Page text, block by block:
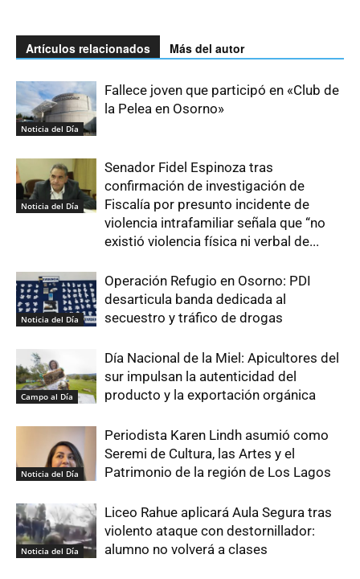
Artículos relacionados Más del autor
Noticia del Día
Fallece joven que participó en «Club de
la Pelea en Osorno»
Noticia del Día
Senador Fidel Espinoza tras
confirmación de investigación de
Fiscalía por presunto incidente de
violencia intrafamiliar señala que “no
existió violencia física ni verbal de...
Noticia del Día
Operación Refugio en Osorno: PDI
desarticula banda dedicada al
secuestro y tráfico de drogas
Campo al Día
Día Nacional de la Miel: Apicultores del
sur impulsan la autenticidad del
producto y la exportación orgánica
Noticia del Día
Periodista Karen Lindh asumió como
Seremi de Cultura, las Artes y el
Patrimonio de la región de Los Lagos
Noticia del Día
Liceo Rahue aplicará Aula Segura tras
violento ataque con destornillador:
alumno no volverá a clases